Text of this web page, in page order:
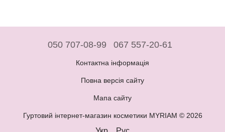
050 707-08-99 067 557-20-61
Контактна інформація
Повна версія сайту
Мапа сайту
Гуртовий інтернет-магазин косметики MYRIAM © 2026